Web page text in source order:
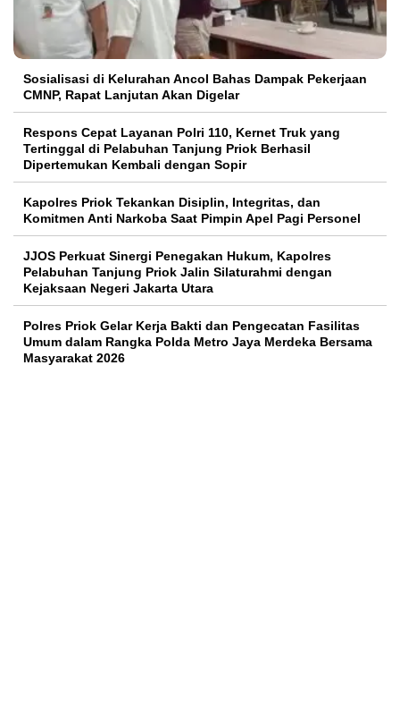
Sosialisasi di Kelurahan Ancol Bahas Dampak Pekerjaan
CMNP, Rapat Lanjutan Akan Digelar
Respons Cepat Layanan Polri 110, Kernet Truk yang
Tertinggal di Pelabuhan Tanjung Priok Berhasil
Dipertemukan Kembali dengan Sopir
Kapolres Priok Tekankan Disiplin, Integritas, dan
Komitmen Anti Narkoba Saat Pimpin Apel Pagi Personel
JJOS Perkuat Sinergi Penegakan Hukum, Kapolres
Pelabuhan Tanjung Priok Jalin Silaturahmi dengan
Kejaksaan Negeri Jakarta Utara
Polres Priok Gelar Kerja Bakti dan Pengecatan Fasilitas
Umum dalam Rangka Polda Metro Jaya Merdeka Bersama
Masyarakat 2026